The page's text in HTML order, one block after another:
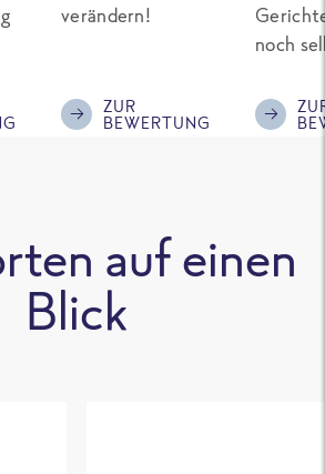
verändern!
ZUR
BEWERTUNG
noch
Eiweiß.
was
auf einen
Blick